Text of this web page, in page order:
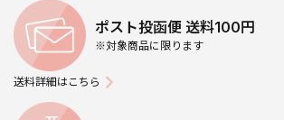
ポスト投函便 送料100円
※対象商品に限ります
送料詳細はこちら